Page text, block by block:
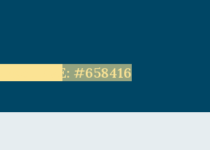
Unge LEVE: #658416